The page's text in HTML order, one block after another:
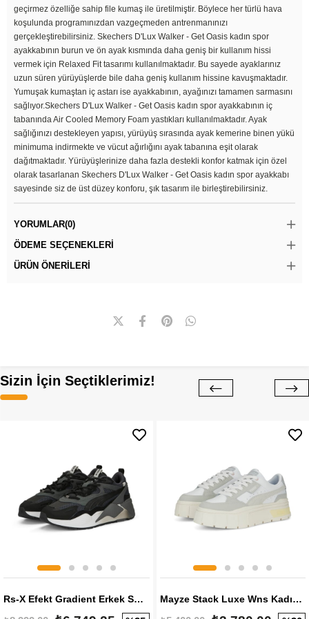
geçirmez özelliğe sahip file kumaş ile üretilmiştir. Böylece her türlü hava
koşulunda programınızdan vazgeçmeden antrenmanınızı
gerçekleştirebilirsiniz. Skechers D'Lux Walker - Get Oasis kadın spor
ayakkabının burun ve ön ayak kısmında daha geniş bir kullanım hissi
vermek için Relaxed Fit tasarımı kullanılmaktadır. Bu sayede ayaklarınız
uzun süren yürüyüşlerde bile daha geniş kullanım hissine kavuşmaktadır.
Yumuşak kumaştan iç astarı ise ayakkabının, ayağınızı tamamen sarmasını
sağlıyor.Skechers D'Lux Walker - Get Oasis kadın spor ayakkabının iç
tabanında Air Cooled Memory Foam yastıkları kullanılmaktadır. Ayak
sağlığınızı destekleyen yapısı, yürüyüş sırasında ayak kemerine binen yükü
minimuma indirmekte ve vücut ağırlığını ayak tabanına eşit olarak
dağıtmaktadır. Yürüyüşlerinize daha fazla destekli konfor katmak için özel
olarak tasarlanan Skechers D'Lux Walker - Get Oasis kadın spor ayakkabı
sayesinde siz de üst düzey konforu, şık tasarım ile birleştirebilirsiniz.
YORUMLAR(0)
ÖDEME SEÇENEKLERI
ÜRÜN ÖNERILERI
Sizin İçin Seçtiklerimiz!
Rs-X Efekt Gradient Erkek Sneaker Mayze Stack Luxe Wns Kadın Sneaker